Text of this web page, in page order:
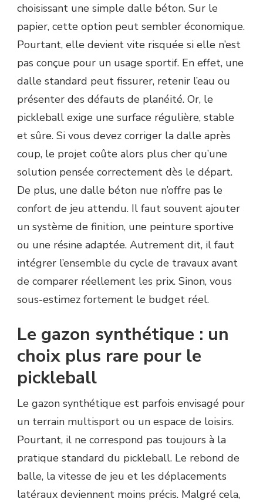
choisissant une simple dalle béton. Sur le
papier, cette option peut sembler économique.
Pourtant, elle devient vite risquée si elle n’est
pas conçue pour un usage sportif. En effet, une
dalle standard peut fissurer, retenir l’eau ou
présenter des défauts de planéité. Or, le
pickleball exige une surface régulière, stable
et sûre. Si vous devez corriger la dalle après
coup, le projet coûte alors plus cher qu’une
solution pensée correctement dès le départ.
De plus, une dalle béton nue n’offre pas le
confort de jeu attendu. Il faut souvent ajouter
un système de finition, une peinture sportive
ou une résine adaptée. Autrement dit, il faut
intégrer l’ensemble du cycle de travaux avant
de comparer réellement les prix. Sinon, vous
sous-estimez fortement le budget réel.
Le gazon synthétique : un
choix plus rare pour le
pickleball
Le gazon synthétique est parfois envisagé pour
un terrain multisport ou un espace de loisirs.
Pourtant, il ne correspond pas toujours à la
pratique standard du pickleball. Le rebond de
balle, la vitesse de jeu et les déplacements
latéraux deviennent moins précis. Malgré cela,